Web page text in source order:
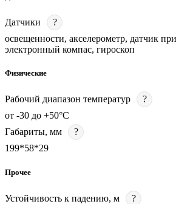
Датчики
?
освещенности, акселерометр, датчик
электронный компас, гироскоп
Физические
Рабочий диапазон температур
?
от -30 до +50°С
Габариты, мм
?
199*58*29
Прочее
Устойчивость к падению, м
?